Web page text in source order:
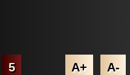
5 A+ A-